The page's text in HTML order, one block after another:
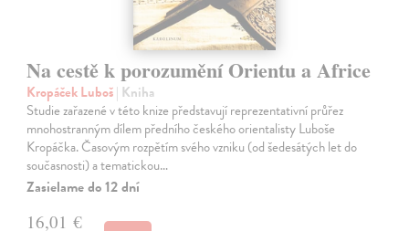
Na cestě k porozumění Orientu a Africe
Kropáček Luboš| Kniha
Studie zařazené v této knize představují reprezentativní průřez
mnohostranným dílem předního českého orientalisty Luboše
Kropáčka. Časovým rozpětím svého vzniku (od šedesátých let do
současnosti) a tematickou…
Zasielame do 12 dní
16,01 €